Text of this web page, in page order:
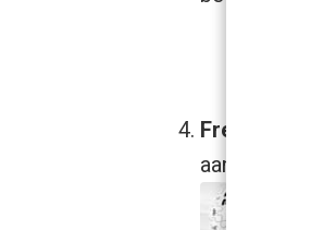
Freedom to
aangeboden